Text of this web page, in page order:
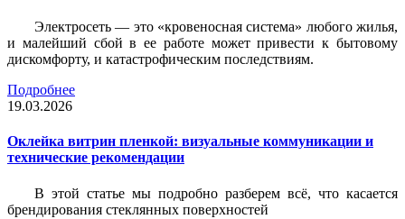
Электросеть — это «кровеносная система» любого жилья,
и малейший сбой в ее работе может привести к бытовому
дискомфорту, и катастрофическим последствиям.
Подробнее
19.03.2026
Оклейка витрин пленкой: визуальные коммуникации и
технические рекомендации
В этой статье мы подробно разберем всё, что касается
брендирования стеклянных поверхностей